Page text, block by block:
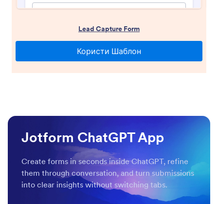
Jotform ChatGPT App
Create forms in seconds inside ChatGPT, refine
them through conversation, and turn submissions
into clear insights without switching tabs.